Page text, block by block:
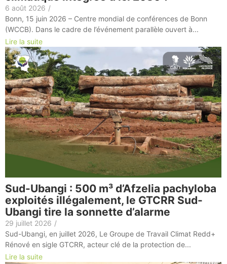
6 août 2026 /
Bonn, 15 juin 2026 – Centre mondial de conférences de Bonn
(WCCB). Dans le cadre de l’événement parallèle ouvert à...
Lire la suite
Sud-Ubangi : 500 m³ d’Afzelia pachyloba
exploités illégalement, le GTCRR Sud-
Ubangi tire la sonnette d’alarme
29 juillet 2026 /
Sud-Ubangi, en juillet 2026, Le Groupe de Travail Climat Redd+
Rénové en sigle GTCRR, acteur clé de la protection de...
Lire la suite